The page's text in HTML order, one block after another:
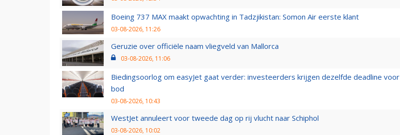
Boeing 737 MAX maakt opwachting in Tadzjikistan: Somon Air eerste klant
03-08-2026, 11:26
Geruzie over officiële naam vliegveld van Mallorca
03-08-2026, 11:06
Biedingsoorlog om easyJet gaat verder: investeerders krijgen dezelfde deadline voor
bod
03-08-2026, 10:43
WestJet annuleert voor tweede dag op rij vlucht naar Schiphol
03-08-2026, 10:02